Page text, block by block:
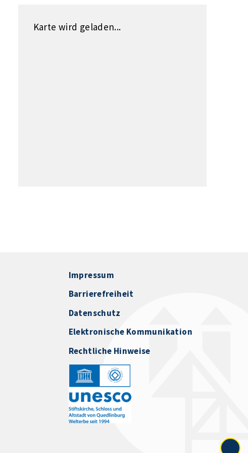
Karte wird geladen...
Impressum
Barrierefreiheit
Datenschutz
Elektronische Kommunikation
Rechtliche Hinweise